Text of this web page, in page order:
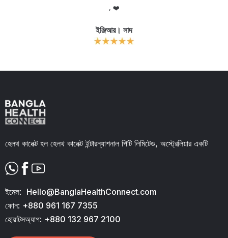
, ❤️
ইঞ্জিআর। সাদ
হেলথ কানেক্ট হল হেলথ কানেক্ট ইন্টারন্যাশনাল পিটি লিমিটেড, অস্ট্রেলিয়ার একটি
ইমেল: Hello@BanglaHealthConnect.com
ফোন: +880 961 167 7355
হোয়াটসঅ্যাপ: +880 132 967 2100